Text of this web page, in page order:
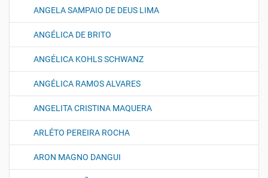
ANGELA SAMPAIO DE DEUS LIMA
ANGÉLICA DE BRITO
ANGÉLICA KOHLS SCHWANZ
ANGÉLICA RAMOS ALVARES
ANGELITA CRISTINA MAQUERA
ARLÉTO PEREIRA ROCHA
ARON MAGNO DANGUI